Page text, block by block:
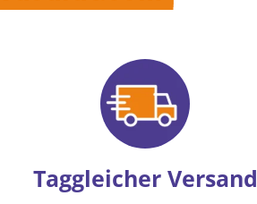
Taggleicher Versand